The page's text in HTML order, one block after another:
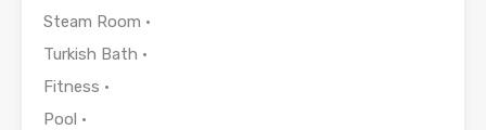
• Steam Room
• Turkish Bath
• Fitness
• Pool